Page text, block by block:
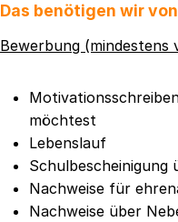
Das benötigen wir
Bewerbung
möchtest
Lebenslauf
Nachweise für
Nachweise über